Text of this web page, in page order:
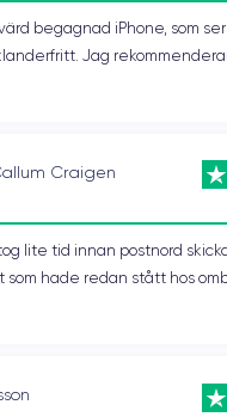
begagnad iPhone, som
Jag
Craigen
lite tid innan postnord
hade redan stått hos